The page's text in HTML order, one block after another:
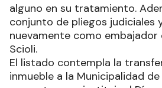
alguno en su tratamiento.
conjunto de pliegos judiciales
nuevamente como embajador
Scioli.
El listado contempla la
inmueble a la Municipalidad de